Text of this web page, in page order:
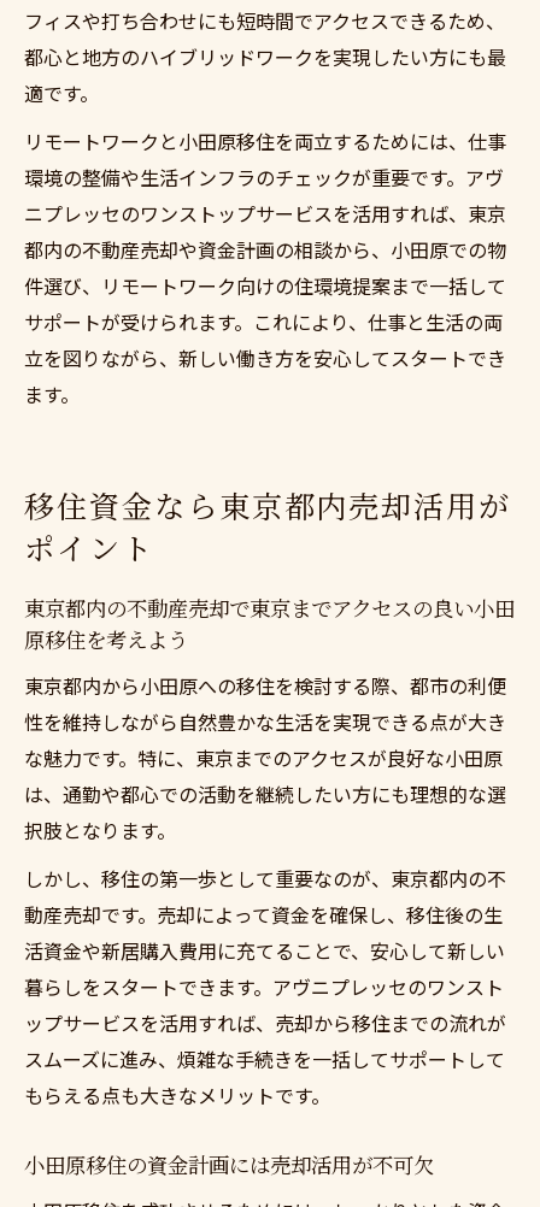
フィスや打ち合わせにも短時間でアクセスできるため、
都心と地方のハイブリッドワークを実現したい方にも最
適です。
リモートワークと小田原移住を両立するためには、仕事
環境の整備や生活インフラのチェックが重要です。アヴ
ニプレッセのワンストップサービスを活用すれば、東京
都内の不動産売却や資金計画の相談から、小田原での物
件選び、リモートワーク向けの住環境提案まで一括して
サポートが受けられます。これにより、仕事と生活の両
立を図りながら、新しい働き方を安心してスタートでき
ます。
移住資金なら東京都内売却活用が
ポイント
東京都内の不動産売却で東京までアクセスの良い小田
原移住を考えよう
東京都内から小田原への移住を検討する際、都市の利便
性を維持しながら自然豊かな生活を実現できる点が大き
な魅力です。特に、東京までのアクセスが良好な小田原
は、通勤や都心での活動を継続したい方にも理想的な選
択肢となります。
しかし、移住の第一歩として重要なのが、東京都内の不
動産売却です。売却によって資金を確保し、移住後の生
活資金や新居購入費用に充てることで、安心して新しい
暮らしをスタートできます。アヴニプレッセのワンスト
ップサービスを活用すれば、売却から移住までの流れが
スムーズに進み、煩雑な手続きを一括してサポートして
もらえる点も大きなメリットです。
小田原移住の資金計画には売却活用が不可欠